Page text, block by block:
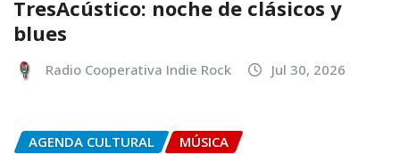
TresAcústico: noche de clásicos y
blues
Radio Cooperativa Indie Rock Jul 30, 2026
AGENDA CULTURAL MÚSICA